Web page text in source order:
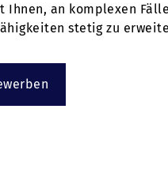
Ihnen, an komplexen
stetig zu